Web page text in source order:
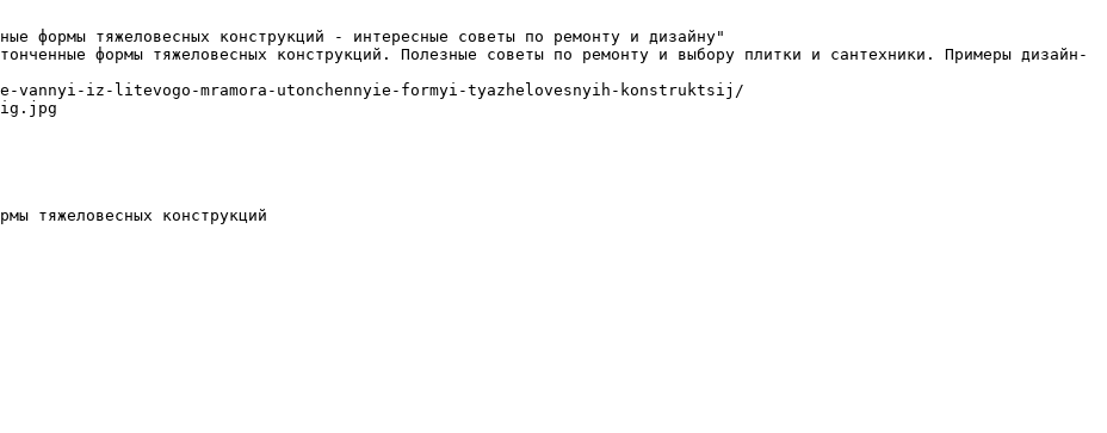
формы тяжеловесных конструкций - интересные советы по ремонту и дизайну"
формы тяжеловесных конструкций. Полезные советы по ремонту и выбору плитки и сантехники. Примеры дизайн-
iz-litevogo-mramora-utonchennyie-formyi-tyazhelovesnyih-konstruktsij/
тяжеловесных конструкций